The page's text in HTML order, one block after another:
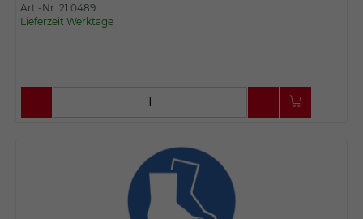
Art.-Nr. 21.0489
Lieferzeit Werktage